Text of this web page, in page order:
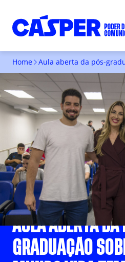
Home
AULA ABERTA DA
GRADUAÇÃO